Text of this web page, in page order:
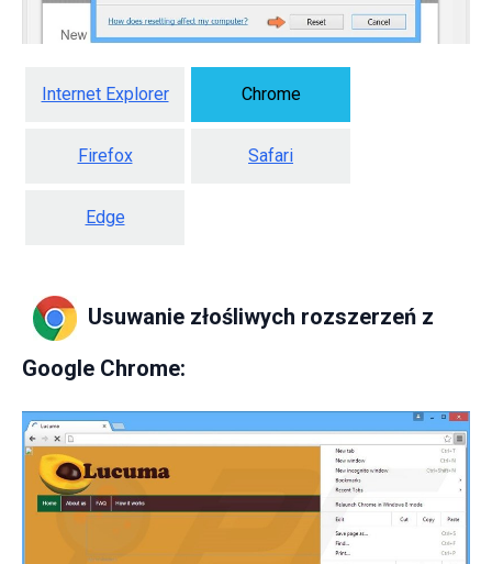
Internet Explorer Chrome
Firefox Safari
Edge
Usuwanie złośliwych rozszerzeń z
Google Chrome: